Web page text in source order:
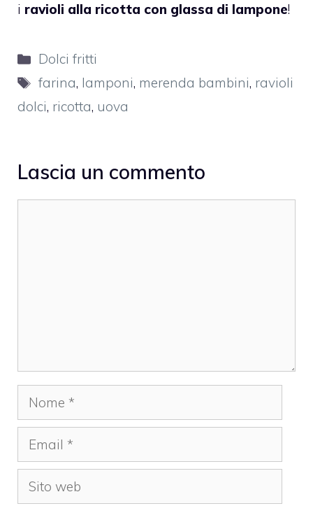
i ravioli alla ricotta con glassa di lampone!
Categorie
Dolci fritti
Tag
farina, lamponi, merenda bambini, ravioli
dolci, ricotta, uova
Lascia un commento
Nome
Email
Sito
web